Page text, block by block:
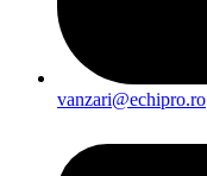
vanzari@echipro.ro